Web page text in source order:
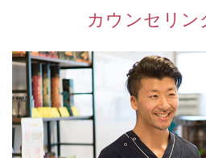
カウンセリン